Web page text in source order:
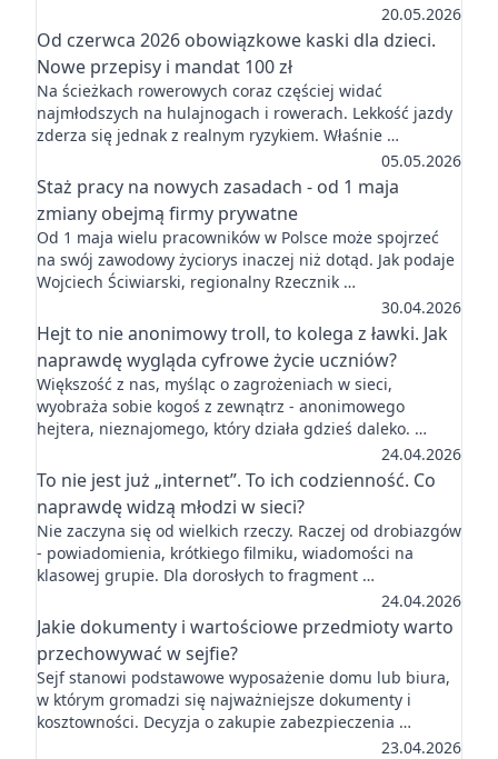
20.05.2026
Od czerwca 2026 obowiązkowe kaski dla dzieci.
Nowe przepisy i mandat 100 zł
Na ścieżkach rowerowych coraz częściej widać
najmłodszych na hulajnogach i rowerach. Lekkość jazdy
zderza się jednak z realnym ryzykiem. Właśnie …
05.05.2026
Staż pracy na nowych zasadach - od 1 maja
zmiany obejmą firmy prywatne
Od 1 maja wielu pracowników w Polsce może spojrzeć
na swój zawodowy życiorys inaczej niż dotąd. Jak podaje
Wojciech Ściwiarski, regionalny Rzecznik …
30.04.2026
Hejt to nie anonimowy troll, to kolega z ławki. Jak
naprawdę wygląda cyfrowe życie uczniów?
Większość z nas, myśląc o zagrożeniach w sieci,
wyobraża sobie kogoś z zewnątrz - anonimowego
hejtera, nieznajomego, który działa gdzieś daleko. …
24.04.2026
To nie jest już „internet”. To ich codzienność. Co
naprawdę widzą młodzi w sieci?
Nie zaczyna się od wielkich rzeczy. Raczej od drobiazgów
- powiadomienia, krótkiego filmiku, wiadomości na
klasowej grupie. Dla dorosłych to fragment …
24.04.2026
Jakie dokumenty i wartościowe przedmioty warto
przechowywać w sejfie?
Sejf stanowi podstawowe wyposażenie domu lub biura,
w którym gromadzi się najważniejsze dokumenty i
kosztowności. Decyzja o zakupie zabezpieczenia …
23.04.2026